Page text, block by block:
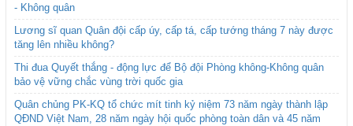
- Không quân
Lương sĩ quan Quân đội cấp úy, cấp tá, cấp tướng tháng 7 này được
tăng lên nhiều không?
Thi đua Quyết thắng - động lực để Bộ đội Phòng không-Không quân
bảo vệ vững chắc vùng trời quốc gia
Quân chủng PK-KQ tổ chức mít tinh kỷ niệm 73 năm ngày thành lập
QĐND Việt Nam, 28 năm ngày hội quốc phòng toàn dân và 45 năm